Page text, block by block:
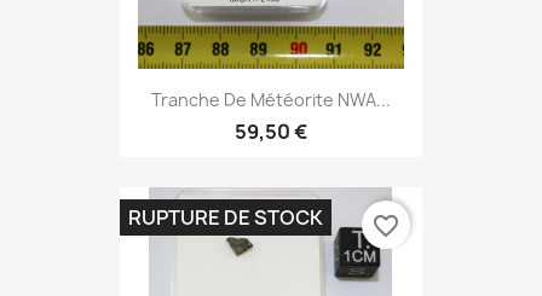
Tranche De Météorite NWA...
59,50 €
RUPTURE DE STOCK favorite_border